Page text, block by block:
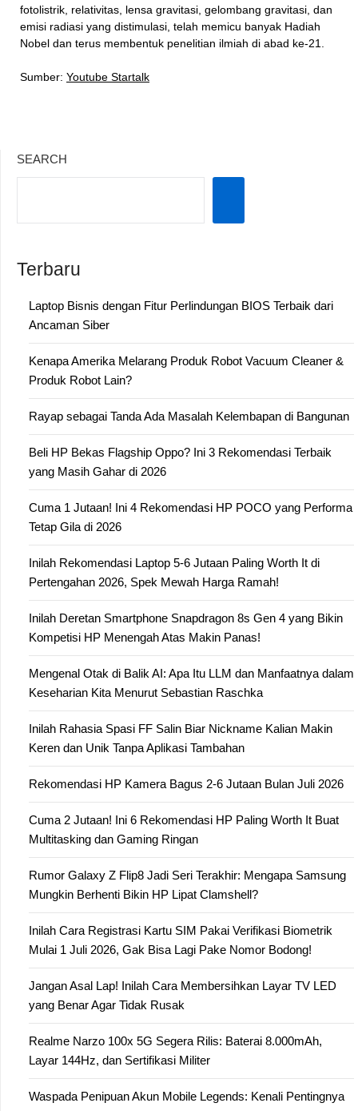
fotolistrik, relativitas, lensa gravitasi, gelombang gravitasi, dan
emisi radiasi yang distimulasi, telah memicu banyak Hadiah
Nobel dan terus membentuk penelitian ilmiah di abad ke-21.
Sumber: Youtube Startalk
SEARCH
Terbaru
Laptop Bisnis dengan Fitur Perlindungan BIOS Terbaik dari
Ancaman Siber
Kenapa Amerika Melarang Produk Robot Vacuum Cleaner &
Produk Robot Lain?
Rayap sebagai Tanda Ada Masalah Kelembapan di Bangunan
Beli HP Bekas Flagship Oppo? Ini 3 Rekomendasi Terbaik
yang Masih Gahar di 2026
Cuma 1 Jutaan! Ini 4 Rekomendasi HP POCO yang Performa
Tetap Gila di 2026
Inilah Rekomendasi Laptop 5-6 Jutaan Paling Worth It di
Pertengahan 2026, Spek Mewah Harga Ramah!
Inilah Deretan Smartphone Snapdragon 8s Gen 4 yang Bikin
Kompetisi HP Menengah Atas Makin Panas!
Mengenal Otak di Balik AI: Apa Itu LLM dan Manfaatnya dalam
Keseharian Kita Menurut Sebastian Raschka
Inilah Rahasia Spasi FF Salin Biar Nickname Kalian Makin
Keren dan Unik Tanpa Aplikasi Tambahan
Rekomendasi HP Kamera Bagus 2-6 Jutaan Bulan Juli 2026
Cuma 2 Jutaan! Ini 6 Rekomendasi HP Paling Worth It Buat
Multitasking dan Gaming Ringan
Rumor Galaxy Z Flip8 Jadi Seri Terakhir: Mengapa Samsung
Mungkin Berhenti Bikin HP Lipat Clamshell?
Inilah Cara Registrasi Kartu SIM Pakai Verifikasi Biometrik
Mulai 1 Juli 2026, Gak Bisa Lagi Pake Nomor Bodong!
Jangan Asal Lap! Inilah Cara Membersihkan Layar TV LED
yang Benar Agar Tidak Rusak
Realme Narzo 100x 5G Segera Rilis: Baterai 8.000mAh,
Layar 144Hz, dan Sertifikasi Militer
Waspada Penipuan Akun Mobile Legends: Kenali Pentingnya